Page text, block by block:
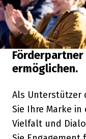
ermöglichen.
Als Unterstützer
Sie Ihre Marke
Vielfalt und